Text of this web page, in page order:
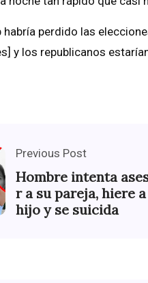
habría perdido las
y los republicanos
Previous Post
Hombre intenta
r a su pareja, hiere
hijo y se suicida